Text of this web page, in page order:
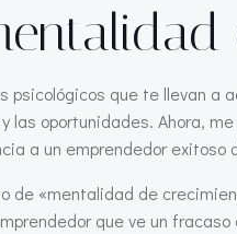
que te llevan
oportunidades. Ahora,
a un emprendedor exitoso
de «mentalidad de
que ve un